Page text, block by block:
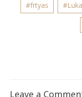
#frtyas
Leave a